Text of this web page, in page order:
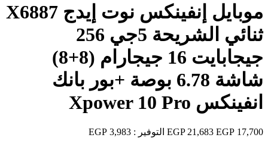
موبايل إنفينكس نوت إيدج X6887
ثنائي الشريحة 5جي 256
جيجابايت 16 جيجارام (8+8)
شاشة 6.78 بوصة +بور بانك
انفينكس Xpower 10 Pro
17,700 EGP
21,683 EGP التوفير : 3,983 EGP